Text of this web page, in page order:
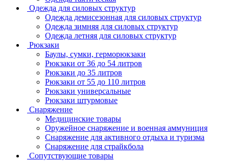
Одежда для силовых структур
Одежда демисезонная для силовых структур
Одежда зимняя для силовых структур
Одежда летняя для силовых структур
Рюкзаки
Баулы, сумки, герморюкзаки
Рюкзаки от 36 до 54 литров
Рюкзаки до 35 литров
Рюкзаки от 55 до 110 литров
Рюкзаки универсальные
Рюкзаки штурмовые
Снаряжение
Медицинские товары
Оружейное снаряжение и военная аммуниция
Снаряжение для активного отдыха и туризма
Снаряжение для страйкбола
Сопутствующие товары